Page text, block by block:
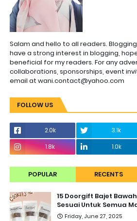
Salam and hello to all readers. Blogging
have a strong interest in blogging,
beneficial for my readers. For any
collaborations, sponsorships, event
email at wani.contact@yahoo.com
FOLLOW US
2.0k 3.1k
1.8k
1.0k
POPULAR RECENTS
15 Doorgift Bajet Bawah
Sesuai Untuk Semua
Friday, June 27, 2025